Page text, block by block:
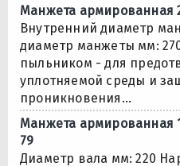
Манжета армированная
Внутренний диаметр
диаметр манжеты мм:
пыльником - для
уплотняемой среды и
проникновения...
Манжета армированная
79
Диаметр вала мм: 220